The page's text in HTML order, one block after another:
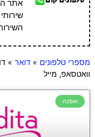
אתר
מספרי טלפונים » דואר »
וואטסאפ, מייל
אופנה